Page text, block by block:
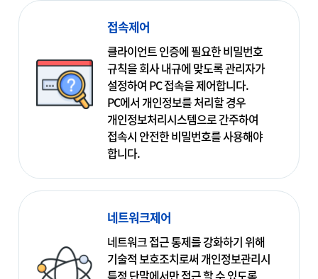
접속제어
클라이언트 인증에 필요한 비밀번호
규칙을 회사 내규에 맞도록 관리자가
설정하여 PC 접속을 제어합니다.
PC에서 개인정보를 처리할 경우
개인정보처리시스템으로 간주하여
접속시 안전한 비밀번호를 사용해야
합니다.
네트워크제어
네트워크 접근 통제를 강화하기 위해
기술적 보호조치로써 개인정보관리시
특정 단말에서만 접근 할 수 있도록